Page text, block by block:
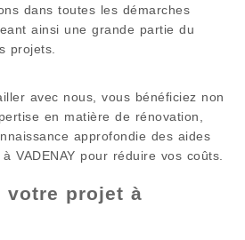
dans toutes les démarches
ainsi une grande partie du
projets.
avec nous, vous bénéficiez non
en matière de rénovation,
approfondie des aides
à VADENAY pour réduire vos coûts.
votre projet à